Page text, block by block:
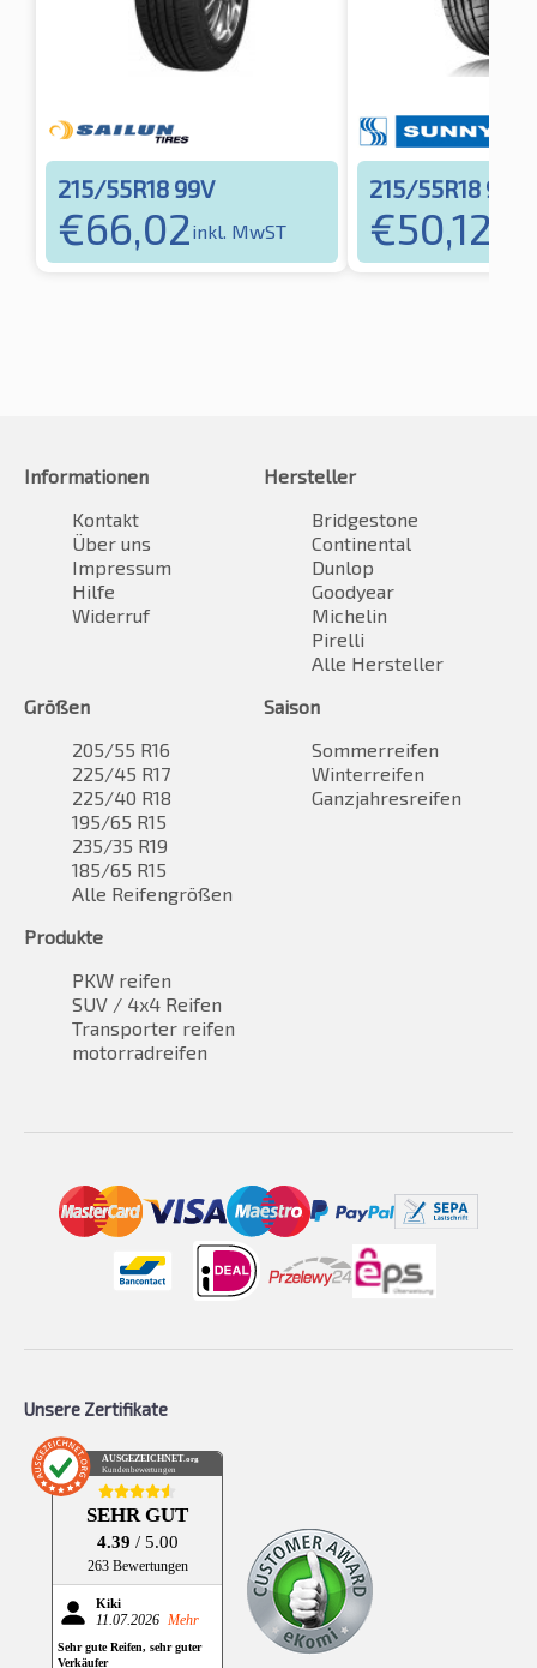
215/55R18 99V
€66,02inkl. MwST
215/55R18 99V
€50,12
Informationen
Kontakt
Über uns
Impressum
Hilfe
Widerruf
Hersteller
Bridgestone
Continental
Dunlop
Goodyear
Michelin
Pirelli
Alle Hersteller
Größen
205/55 R16
225/45 R17
225/40 R18
195/65 R15
235/35 R19
185/65 R15
Alle Reifengrößen
Saison
Sommerreifen
Winterreifen
Ganzjahresreifen
Produkte
PKW reifen
SUV / 4x4 Reifen
Transporter reifen
motorradreifen
Unsere Zertifikate
AUSGEZEICHNET .org
Kundenbewertungen
SEHR GUT
4.39 / 5.00
263 Bewertungen
Kiki
11.07.2026 Mehr
Sehr gute Reifen, sehr guter
Verkäufer